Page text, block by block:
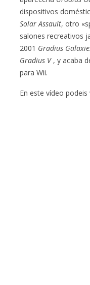
dispositivos
Solar Assault, otro
salones recreativos
2001 Gradius
Gradius V, y acaba
para Wii.
En este vídeo